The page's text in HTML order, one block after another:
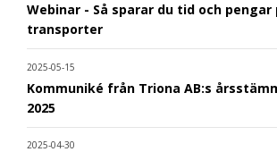
Webinar - Så sparar du tid och
transporter
2025-05-15
Kommuniké från Triona AB:s
2025
2025-04-30